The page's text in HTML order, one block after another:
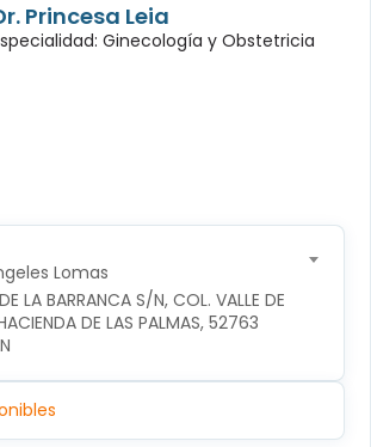
Princesa Leia
Ginecología y Obstetricia
Lomas
LA BARRANCA S/N, COL. VALLE DE
DE LAS PALMAS, 52763